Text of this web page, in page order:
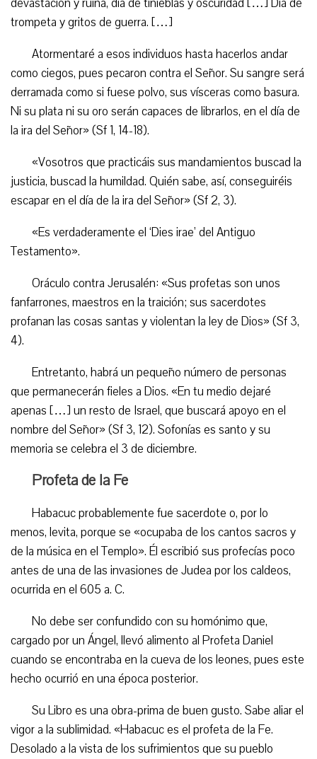
trompeta y gritos de guerra. […]
Atormentaré a esos individuos hasta hacerlos andar
como ciegos, pues pecaron contra el Señor. Su sangre será
derramada como si fuese polvo, sus vísceras como basura.
Ni su plata ni su oro serán capaces de librarlos, en el día de
la ira del Señor» (Sf 1, 14-18).
«Vosotros que practicáis sus mandamientos buscad la
justicia, buscad la humildad. Quién sabe, así, conseguiréis
escapar en el día de la ira del Señor» (Sf 2, 3).
«Es verdaderamente el ‘Dies irae’ del Antiguo
Testamento».
Oráculo contra Jerusalén: «Sus profetas son unos
fanfarrones, maestros en la traición; sus sacerdotes
profanan las cosas santas y violentan la ley de Dios» (Sf 3,
4).
Entretanto, habrá un pequeño número de personas
que permanecerán fieles a Dios. «En tu medio dejaré
apenas […] un resto de Israel, que buscará apoyo en el
nombre del Señor» (Sf 3, 12). Sofonías es santo y su
memoria se celebra el 3 de diciembre.
Profeta de la Fe
Habacuc probablemente fue sacerdote o, por lo
menos, levita, porque se «ocupaba de los cantos sacros y
de la música en el Templo». Él escribió sus profecías poco
antes de una de las invasiones de Judea por los caldeos,
ocurrida en el 605 a. C.
No debe ser confundido con su homónimo que,
cargado por un Ángel, llevó alimento al Profeta Daniel
cuando se encontraba en la cueva de los leones, pues este
hecho ocurrió en una época posterior.
Su Libro es una obra-prima de buen gusto. Sabe aliar el
vigor a la sublimidad. «Habacuc es el profeta de la Fe.
Desolado a la vista de los sufrimientos que su pueblo